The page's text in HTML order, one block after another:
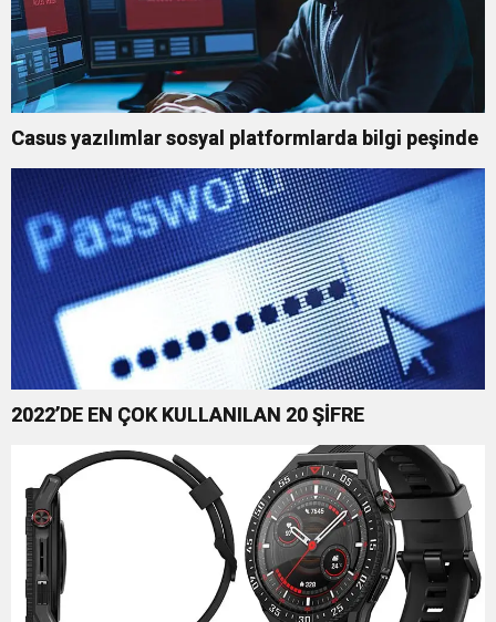
Casus yazılımlar sosyal platformlarda bilgi peşinde
2022’DE EN ÇOK KULLANILAN 20 ŞİFRE